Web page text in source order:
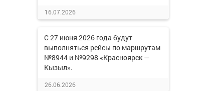
16.07.2026
С 27 июня 2026 года будут
выполняться рейсы по маршрутам
№8944 и №9298 «Красноярск —
Кызыл».
26.06.2026